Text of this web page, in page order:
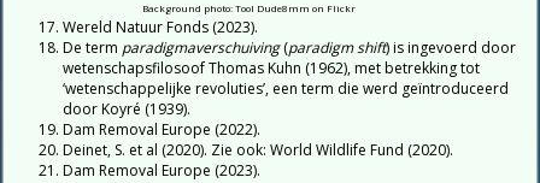
Background photo: Tool Dude8mm on Flickr
Wereld Natuur Fonds (2023).
De term paradigmaverschuiving(paradigm shift) is ingevoerd door
wetenschapsfilosoof Thomas Kuhn (1962), met betrekking tot
‘wetenschappelijke revoluties’, een term die werd geïntroduceerd
door Koyré (1939).
Dam Removal Europe (2022).
Deinet, S. et al (2020). Zie ook: World Wildlife Fund (2020).
Dam Removal Europe (2023).